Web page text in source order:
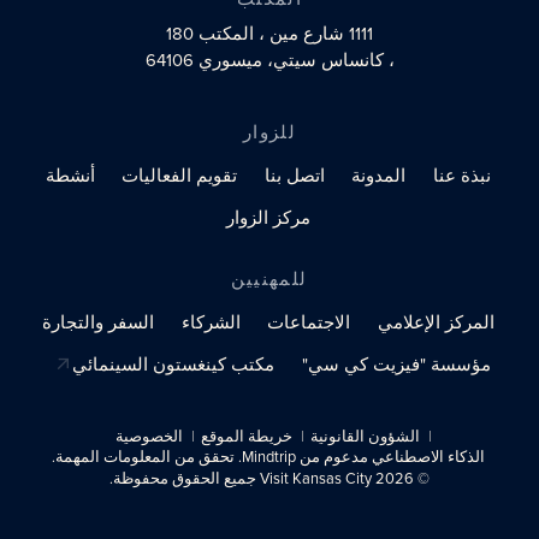
1111 شارع مين
، المكتب 180
، كانساس سيتي، ميسوري 64106
للزوار
نبذة عنا
المدونة اتصل بنا تقويم الفعاليات
أنشطة
مركز الزوار
للمهنيين
المركز الإعلامي
الاجتماعات الشركاء
السفر والتجارة
مؤسسة "فيزيت كي سي"
مكتب كينغستون السينمائي
الشؤون القانونية خريطة الموقع
الخصوصية
الذكاء الاصطناعي مدعوم من Mindtrip. تحقق من المعلومات المهمة.
© 2026 Visit Kansas City جميع الحقوق محفوظة.